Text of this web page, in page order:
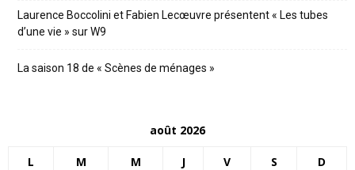
Laurence Boccolini et Fabien Lecœuvre présentent « Les tubes
d’une vie » sur W9
La saison 18 de « Scènes de ménages »
août 2026
L M M J V S D